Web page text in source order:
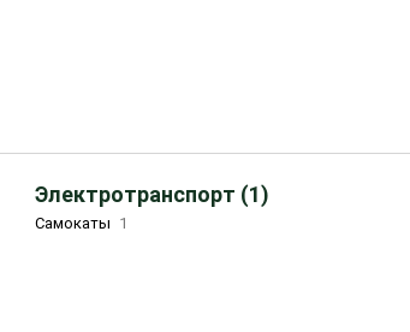
Электротранспорт (1)
Самокаты 1